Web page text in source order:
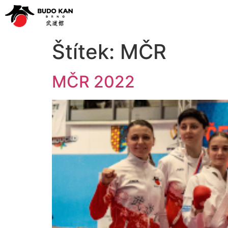
Štítek: MČR
MČR 2022